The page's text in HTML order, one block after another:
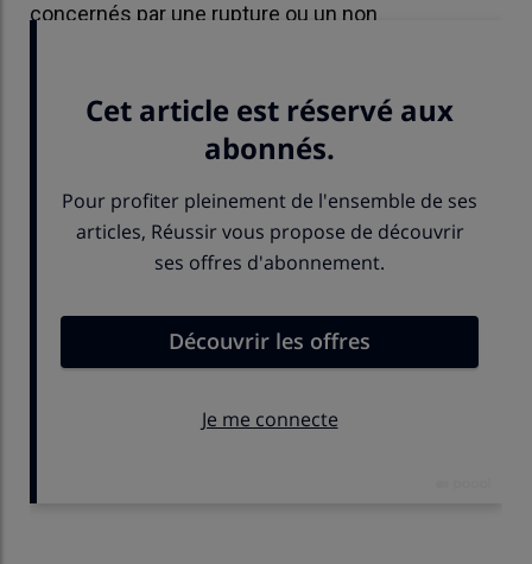
concernés par une rupture ou un non